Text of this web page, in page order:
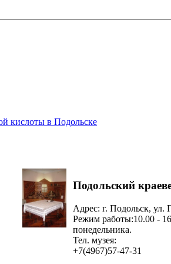
кислоты в Подольске
Подольский
Адрес: г. Подольск, ул.
Режим работы:10.00 -
понедельника.
Тел. музея:
+7(4967)57-47-31